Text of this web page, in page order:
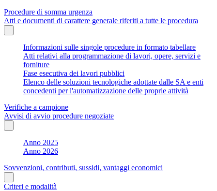
Procedure di somma urgenza
Atti e documenti di carattere generale riferiti a tutte le procedura
Informazioni sulle singole procedure in formato tabellare
Atti relativi alla programmazione di lavori, opere, servizi e
forniture
Fase esecutiva dei lavori pubblici
Elenco delle soluzioni tecnologiche adottate dalle SA e enti
concedenti per l'automatizzazione delle proprie attività
Verifiche a campione
Avvisi di avvio procedure negoziate
Anno 2025
Anno 2026
Sovvenzioni, contributi, sussidi, vantaggi economici
Criteri e modalità